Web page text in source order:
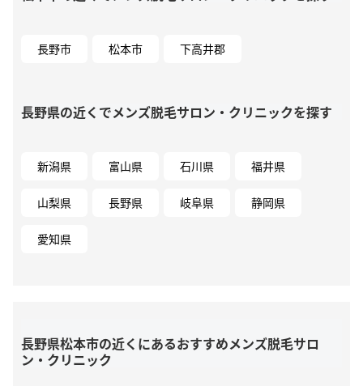
長野市 松本市 下高井郡
長野県の近くでメンズ脱毛サロン・クリニックを探す
新潟県 富山県 石川県 福井県
山梨県 長野県 岐阜県 静岡県
愛知県
長野県松本市の近くにあるおすすめメンズ脱毛サロ
ン・クリニック